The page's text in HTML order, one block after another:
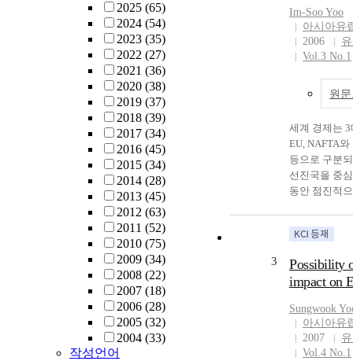
2025 (65)
2024 (54)
2023 (35)
2022 (27)
2021 (36)
2020 (38)
2019 (37)
2018 (39)
2017 (34)
2016 (45)
2015 (34)
2014 (28)
2013 (45)
2012 (63)
2011 (52)
2010 (75)
2009 (34)
2008 (22)
2007 (18)
2006 (28)
2005 (32)
2004 (33)
작성언어
있어 가장 적
둘째, 중국의
께 중저가의
다. 셋째, 다
에 입각하여
사․안보협력
장-위구르 지
리주의 운동
압하고 서부
고자 하고 있
앙아시아 투
거의 기득권
에 있어 성공
아시아에 대
이 우리에게
시아 진출은
소상공인이
로 우리에게
Im-Soo Yoo
아시아유
2006
Vol.3 No.1
원
세계 경제는
EU, NAFTA
등으로 구분
선진국을 중
동안 점진적
필요성은 인
한 상태에 있
의 물결 속에
아시아 영역
있는 움직임
ASEM 등의
3
Possibility
impact on
Sungwook
아시아유
2007
Vol.4 No.1